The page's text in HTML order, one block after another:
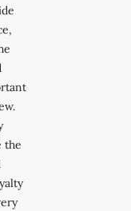
the